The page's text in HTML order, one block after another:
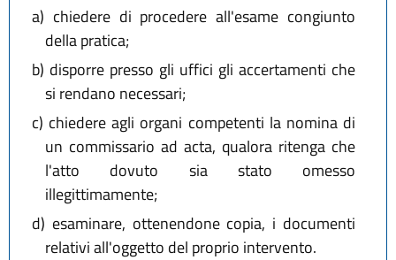
a) chiedere di procedere all'esame congiunto
della pratica;
b) disporre presso gli uffici gli accertamenti che
si rendano necessari;
c) chiedere agli organi competenti la nomina di
un commissario ad acta, qualora ritenga che
l'atto dovuto sia stato omesso
illegittimamente;
d) esaminare, ottenendone copia, i documenti
relativi all'oggetto del proprio intervento.